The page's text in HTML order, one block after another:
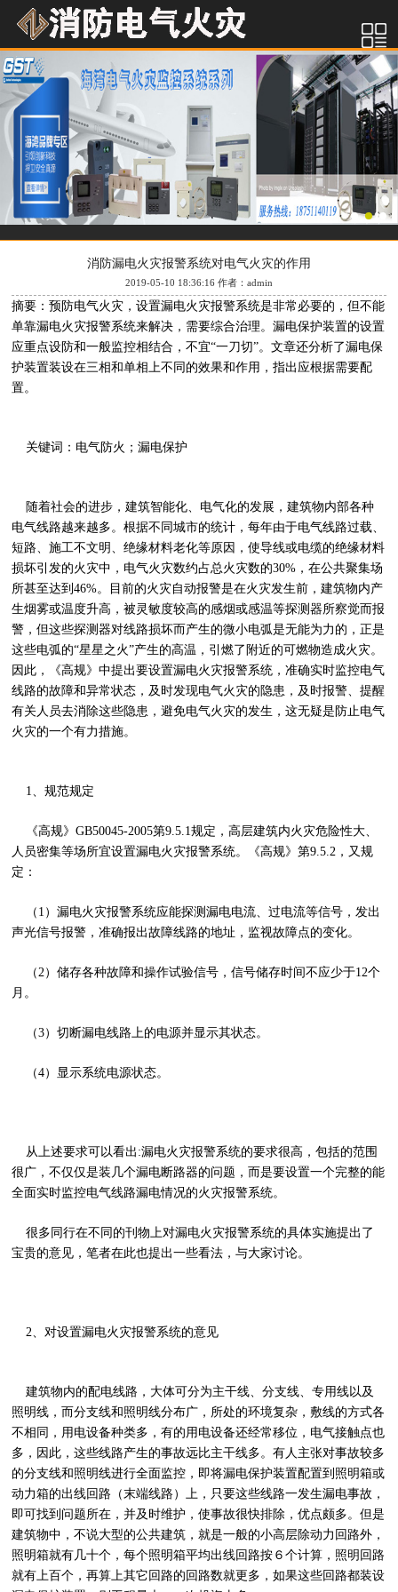
消防漏电火灾报警系统对电气火灾的作用
2019-05-10 18:36:16 作者：admin
摘要：预防电气火灾，设置漏电火灾报警系统是非常必要的，但不能
单靠漏电火灾报警系统来解决，需要综合治理。漏电保护装置的设置
应重点设防和一般监控相结合，不宜“一刀切”。文章还分析了漏电保
护装置装设在三相和单相上不同的效果和作用，指出应根据需要配
置。
关键词：电气防火；漏电保护
随着社会的进步，建筑智能化、电气化的发展，建筑物内部各种
电气线路越来越多。根据不同城市的统计，每年由于电气线路过载、
短路、施工不文明、绝缘材料老化等原因，使导线或电缆的绝缘材料
损坏引发的火灾中，电气火灾数约占总火灾数的30%，在公共聚集场
所甚至达到46%。目前的火灾自动报警是在火灾发生前，建筑物内产
生烟雾或温度升高，被灵敏度较高的感烟或感温等探测器所察觉而报
警，但这些探测器对线路损坏而产生的微小电弧是无能为力的，正是
这些电弧的“星星之火”产生的高温，引燃了附近的可燃物造成火灾。
因此，《高规》中提出要设置漏电火灾报警系统，准确实时监控电气
线路的故障和异常状态，及时发现电气火灾的隐患，及时报警、提醒
有关人员去消除这些隐患，避免电气火灾的发生，这无疑是防止电气
火灾的一个有力措施。
1、规范规定
《高规》GB50045-2005第9.5.1规定，高层建筑内火灾危险性大、
人员密集等场所宜设置漏电火灾报警系统。《高规》第9.5.2，又规
定：
（1）漏电火灾报警系统应能探测漏电电流、过电流等信号，发出
声光信号报警，准确报出故障线路的地址，监视故障点的变化。
（2）储存各种故障和操作试验信号，信号储存时间不应少于12个
月。
（3）切断漏电线路上的电源并显示其状态。
（4）显示系统电源状态。
从上述要求可以看出:漏电火灾报警系统的要求很高，包括的范围
很广，不仅仅是装几个漏电断路器的问题，而是要设置一个完整的能
全面实时监控电气线路漏电情况的火灾报警系统。
很多同行在不同的刊物上对漏电火灾报警系统的具体实施提出了
宝贵的意见，笔者在此也提出一些看法，与大家讨论。
2、对设置漏电火灾报警系统的意见
建筑物内的配电线路，大体可分为主干线、分支线、专用线以及
照明线，而分支线和照明线分布广，所处的环境复杂，敷线的方式各
不相同，用电设备种类多，有的用电设备还经常移位，电气接触点也
多，因此，这些线路产生的事故远比主干线多。有人主张对事故较多
的分支线和照明线进行全面监控，即将漏电保护装置配置到照明箱或
动力箱的出线回路（末端线路）上，只要这些线路一发生漏电事故，
即可找到问题所在，并及时维护，使事故很快排除，优点颇多。但是
建筑物中，不说大型的公共建筑，就是一般的小高层除动力回路外，
照明箱就有几十个，每个照明箱平均出线回路按６个计算，照明回路
就有上百个，再算上其它回路的回路数就更多，如果这些回路都装设